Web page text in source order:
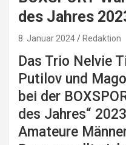
des Jahres
8. Januar 2024 Redaktion
Das Trio Nelvie
Putilov und
bei der
des Jahres“
Amateure